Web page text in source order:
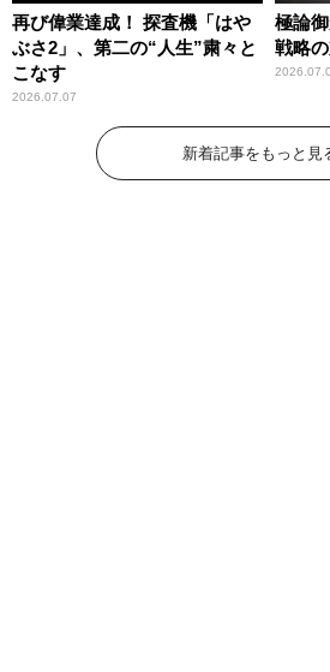
再び偉業達成！ 探査機「はや
ぶさ2」、第二の“人生”粛々と
こなす
2026.07.07
極論
戦略
新着記事をもっと見